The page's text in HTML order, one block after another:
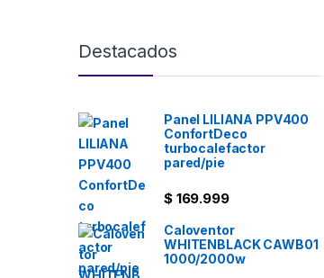
Destacados
Panel LILIANA PPV400
ConfortDeco
turbocalefactor
pared/pie
$169.999
Caloventor
WHITENBLACK CAWB01
1000/2000w